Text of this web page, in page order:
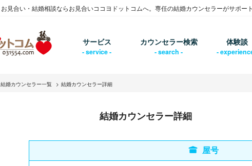
お見合い・結婚相談ならお見合いココヨドットコムへ。専任の結婚カウンセラーがサポート
サービス カウンセラー検索 体験談
結婚カウンセラー一覧 結婚カウンセラー詳細
結婚カウンセラー詳細
屋号